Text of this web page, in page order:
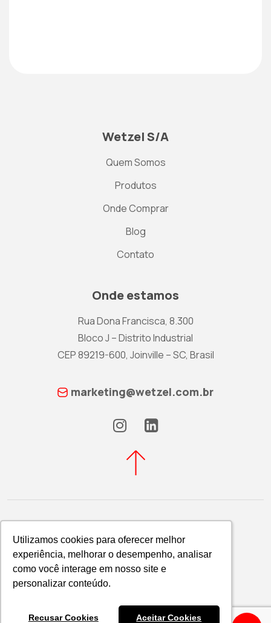
Utilizamos cookies para oferecer melhor
experiência, melhorar o desempenho, analisar
como você interage em nosso site e
personalizar conteúdo.
Recusar Cookies Aceitar Cookies
Utilizamos cookies para oferecer melhor
experiência, melhorar o desempenho, analisar
como você interage em nosso site e
personalizar conteúdo.
Recusar Cookies Aceitar Cookies
Wetzel S/A
Quem Somos
Produtos
Onde Comprar
Blog
Contato
Onde estamos
Rua Dona Francisca, 8.300
Bloco J – Distrito Industrial
CEP 89219-600, Joinville – SC, Brasil
marketing@wetzel.com.br
Política de Privacidade
WETZEL S/A © 2026